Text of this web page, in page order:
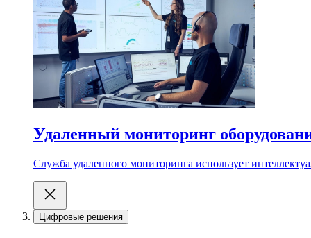
Удаленный мониторинг
Служба удаленного мониторинга использует
Цифровые решения